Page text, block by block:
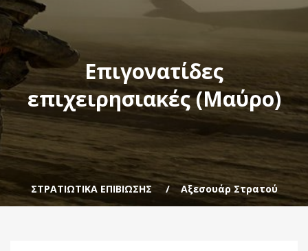
Επιγονατίδες
επιχειρησιακές (Μαύρο)
ΣΤΡΑΤΙΩΤΙΚΑ ΕΠΙΒΙΩΣΗΣ Αξεσουάρ Στρατού